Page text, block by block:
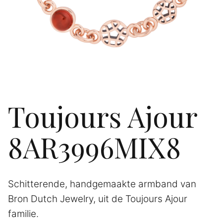
Toujours Ajour
8AR3996MIX8
Schitterende, handgemaakte armband van
Bron Dutch Jewelry, uit de Toujours Ajour
familie.